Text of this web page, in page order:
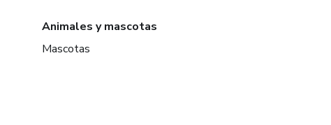
Animales y mascotas
Mascotas